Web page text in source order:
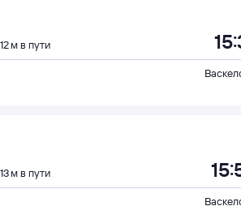
12 м в пути
13 м в пути